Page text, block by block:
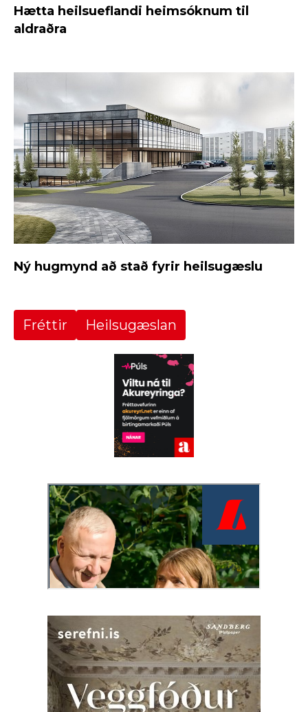
Hætta heilsueflandi heimsóknum til
aldraðra
Ný hugmynd að stað fyrir heilsugæslu
Fréttir Heilsugæslan